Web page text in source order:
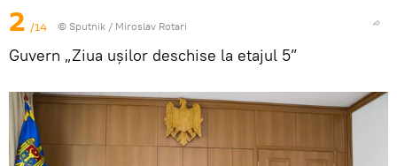
2 /14 © Sputnik / Miroslav Rotari
Guvern „Ziua ușilor deschise la etajul 5”